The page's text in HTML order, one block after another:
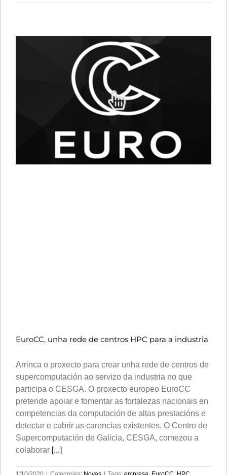
EuroCC, unha rede de centros HPC para a industria
Arrinca o proxecto para crear unha rede de centros de
supercomputación ao servizo da industria no que
participa o CESGA. O proxecto europeo EuroCC
pretende apoiar e fomentar as fortalezas nacionais en
competencias da computación de altas prestacións e
detectar e cubrir as carencias existentes. O Centro de
Supercomputación de Galicia, CESGA, comezou a
colaborar [...]